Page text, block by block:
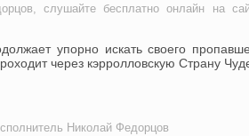
слушайте бесплатно онлайн на
упорно искать своего
через кэрролловскую Страну
Николай Федорцов